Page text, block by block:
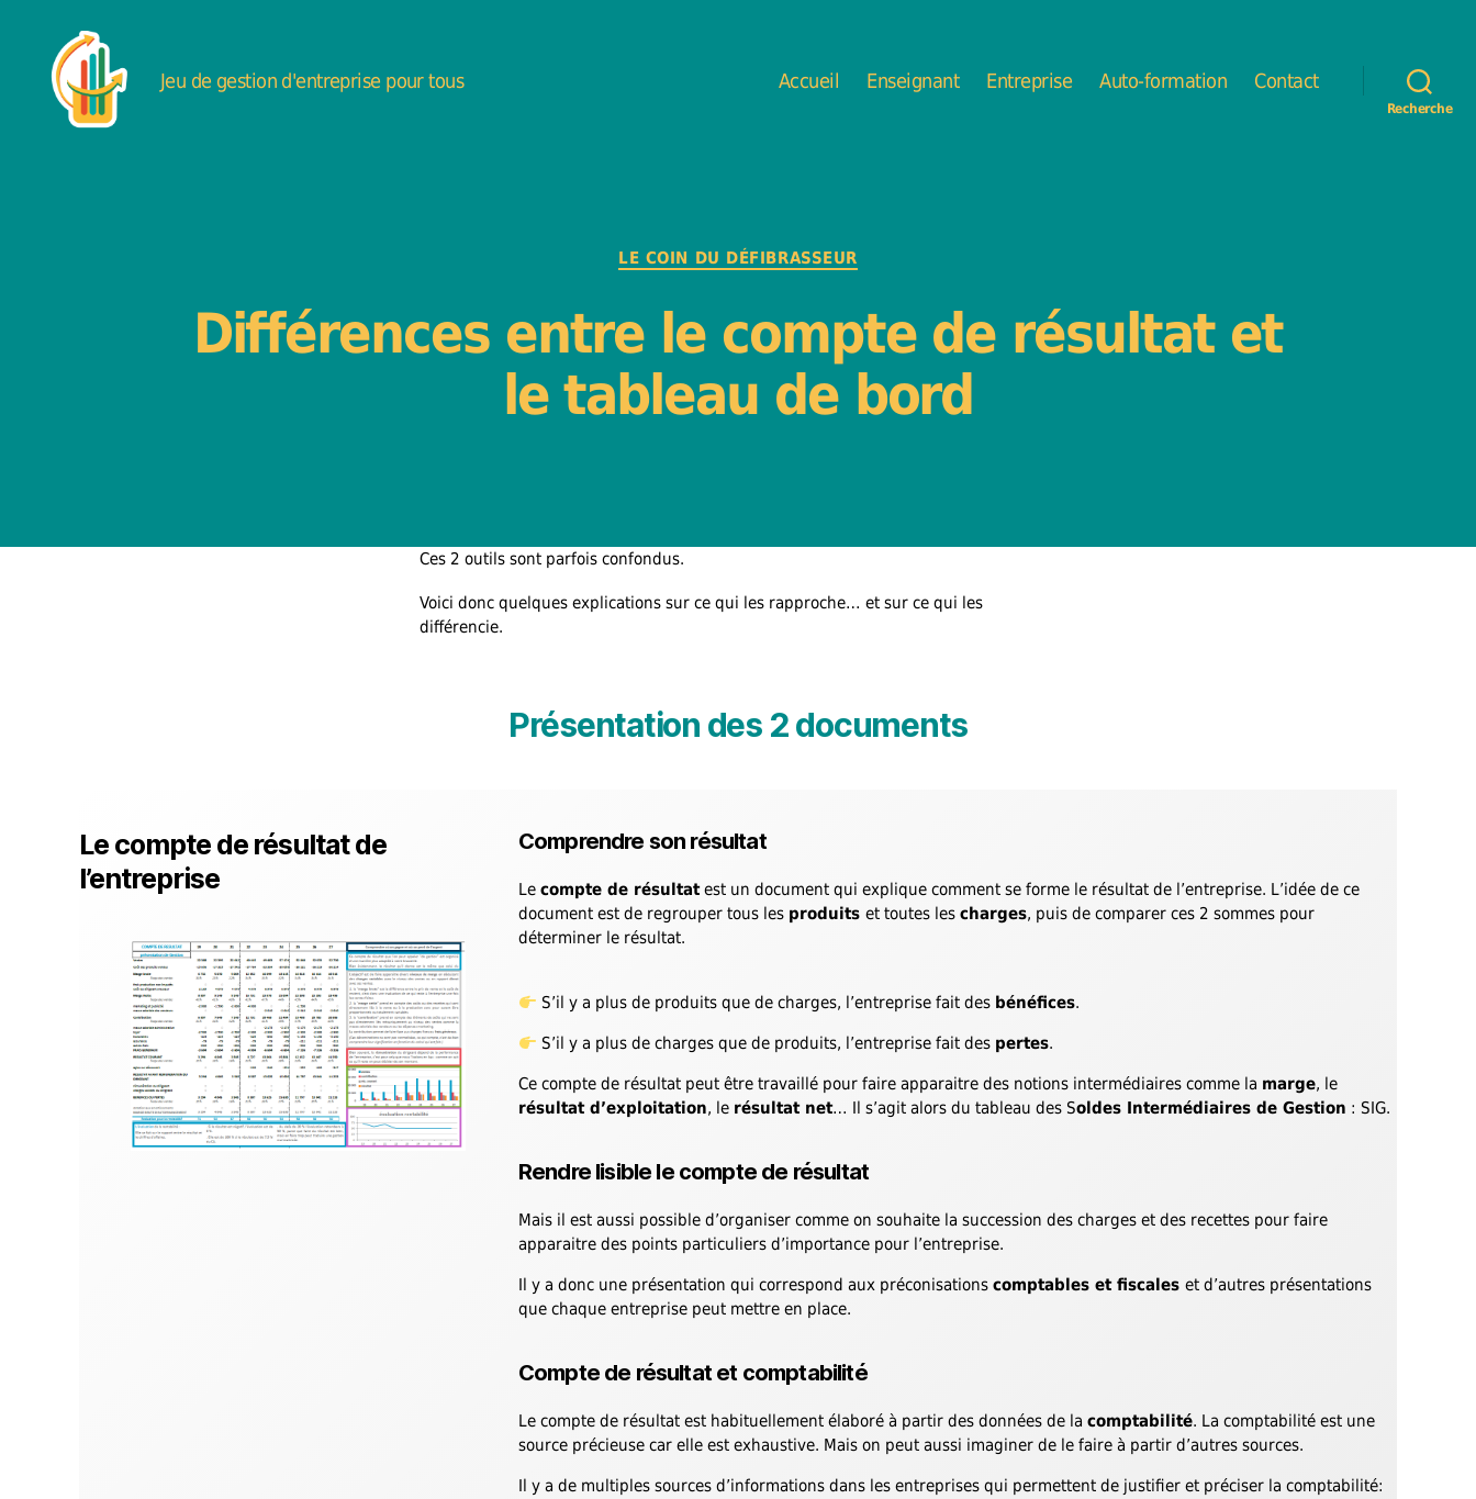
Jeu de gestion d'entreprise pour tous Accueil Enseignant Entreprise Auto-formation Contact
Recherche
Catégories
LE COIN DU DÉFIBRASSEUR
Différences entre le compte de résultat et
le tableau de bord
Ces 2 outils sont parfois confondus.
Voici donc quelques explications sur ce qui les rapproche… et sur ce qui les
différencie.
Présentation des 2 documents
Le compte de résultat de
l’entreprise
Comprendre son résultat
Le compte de résultatest un document qui explique comment se forme le résultat de l’entreprise. L’idée de ce
document est de regrouper tous les produits et toutes les charges, puis de comparer ces 2 sommes pour
déterminer le résultat.
S’il y a plus de produits que de charges, l’entreprise fait des bénéfices.
S’il y a plus de charges que de produits, l’entreprise fait des pertes.
Ce compte de résultat peut être travaillé pour faire apparaitre des notions intermédiaires comme la marge, le
résultat d’exploitation, le résultat net… Il s’agit alors du tableau des Soldes Intermédiaires de Gestion : SIG.
Rendre lisible le compte de résultat
Mais il est aussi possible d’organiser comme on souhaite la succession des charges et des recettes pour faire
apparaitre des points particuliers d’importance pour l’entreprise.
Il y a donc une présentation qui correspond aux préconisations comptables et fiscales et d’autres présentations
que chaque entreprise peut mettre en place.
Compte de résultat et comptabilité
Le compte de résultat est habituellement élaboré à partir des données de la comptabilité. La comptabilité est une
source précieuse car elle est exhaustive. Mais on peut aussi imaginer de le faire à partir d’autres sources.
Il y a de multiples sources d’informations dans les entreprises qui permettent de justifier et préciser la comptabilité: